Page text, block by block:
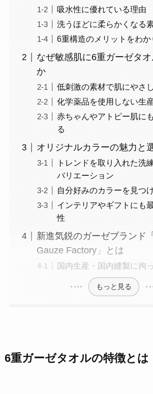
吸水性に優れている理由
洗うほどに柔らかくなる
6重構造のメリットをわ
なぜ敏感肌に6重ガーゼタ
か
低刺激の素材で肌にやさ
化学薬品を使用しない生
赤ちゃんやアトピー肌に
る
オリジナルカラーの魅力と
トレンドを取り入れた洗
バリエーション
自分好みのカラーを見つ
インテリアやギフトにも
性
新進気鋭のガーゼブランド
Gauze Factory」とは
国内生産・国内縫製に拘
もっと見る
6重ガーゼタオルの特徴とは